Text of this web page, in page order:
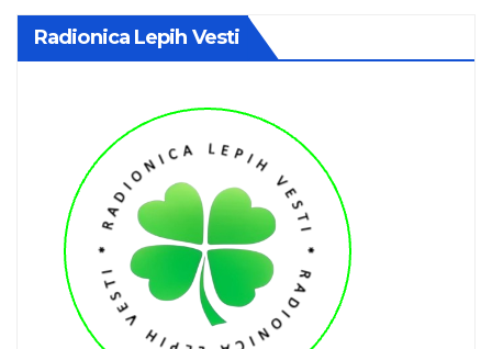
Radionica Lepih Vesti